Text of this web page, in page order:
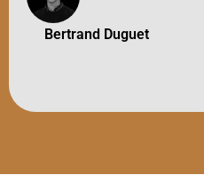
Bertrand Duguet